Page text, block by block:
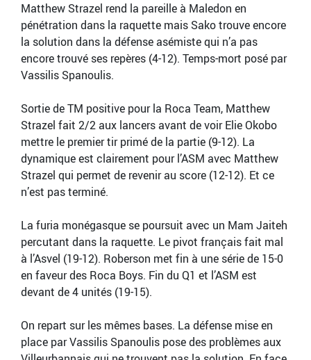
Matthew Strazel rend la pareille à Maledon en
pénétration dans la raquette mais Sako trouve encore
la solution dans la défense asémiste qui n’a pas
encore trouvé ses repères (4-12). Temps-mort posé par
Vassilis Spanoulis.
Sortie de TM positive pour la Roca Team, Matthew
Strazel fait 2/2 aux lancers avant de voir Elie Okobo
mettre le premier tir primé de la partie (9-12). La
dynamique est clairement pour l’ASM avec Matthew
Strazel qui permet de revenir au score (12-12). Et ce
n’est pas terminé.
La furia monégasque se poursuit avec un Mam Jaiteh
percutant dans la raquette. Le pivot français fait mal
à l’Asvel (19-12). Roberson met fin à une série de 15-0
en faveur des Roca Boys. Fin du Q1 et l’ASM est
devant de 4 unités (19-15).
On repart sur les mêmes bases. La défense mise en
place par Vassilis Spanoulis pose des problèmes aux